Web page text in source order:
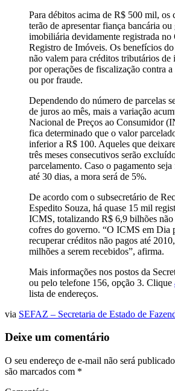
Para débitos acima de R$ 500 mil, os
terão de apresentar fiança bancária ou
imobiliária devidamente registrada no
Registro de Imóveis. Os benefícios
não valem para créditos tributários de
por operações de fiscalização contra
ou por fraude.
Dependendo do número de parcelas
de juros ao mês, mais a variação
Nacional de Preços ao Consumidor
fica determinado que o valor
inferior a R$ 100. Aqueles que
três meses consecutivos serão
parcelamento. Caso o pagamento
até 30 dias, a mora será de 5%.
De acordo com o subsecretário de
Espedito Souza, há quase 15 mil
ICMS, totalizando R$ 6,9 bilhões não
cofres do governo. “O ICMS em Dia
recuperar créditos não pagos até
milhões a serem recebidos”, afirma.
Mais informações nos postos da
ou pelo telefone 156, opção 3. Clique
lista de endereços.
via SEFAZ – Secretaria de Estado de
Deixe um comentário
O seu endereço de e-mail não será
são marcados com *